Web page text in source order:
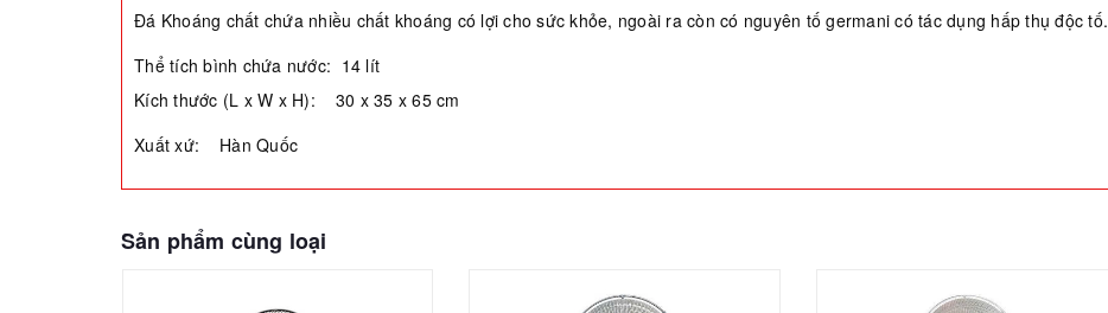
Đá Khoáng chất chứa nhiều chất khoáng có lợi cho sức khỏe, ngoài ra còn có nguyên tố germani có tác dụng hấp thụ độc tố.
Thể tích bình chứa nước: 14 lít
Kích thước (L x W x H): 30 x 35 x 65 cm
Xuất xứ: Hàn Quốc
Sản phẩm cùng loại